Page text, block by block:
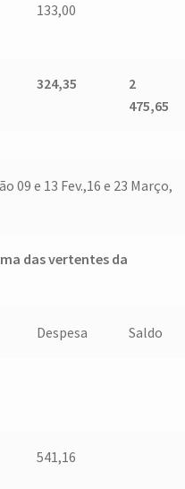
133,00
324,35
2
475,65
09 e 13 Fev.,16 e 23 Março,
das vertentes da
Despesa Saldo
541,16